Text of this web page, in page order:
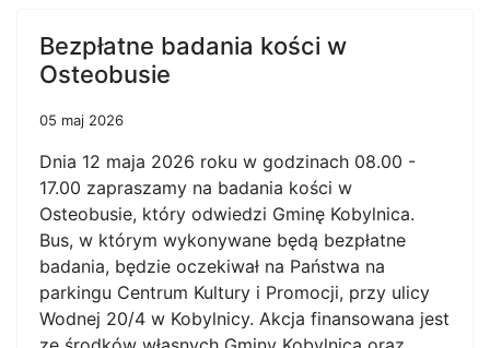
Bezpłatne badania kości w
Osteobusie
05 maj 2026
Dnia 12 maja 2026 roku w godzinach 08.00 -
17.00 zapraszamy na badania kości w
Osteobusie, który odwiedzi Gminę Kobylnica.
Bus, w którym wykonywane będą bezpłatne
badania, będzie oczekiwał na Państwa na
parkingu Centrum Kultury i Promocji, przy ulicy
Wodnej 20/4 w Kobylnicy. Akcja finansowana jest